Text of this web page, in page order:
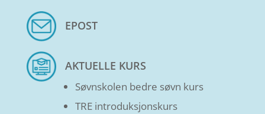
EPOST
AKTUELLE KURS
Søvnskolen bedre søvn kurs
TRE introduksjonskurs